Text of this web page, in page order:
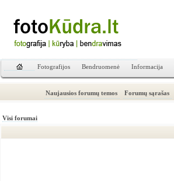
Fotografijos Bendruomenė Informacija
Naujausios forumų temos Forumų sąrašas
Visi forumai